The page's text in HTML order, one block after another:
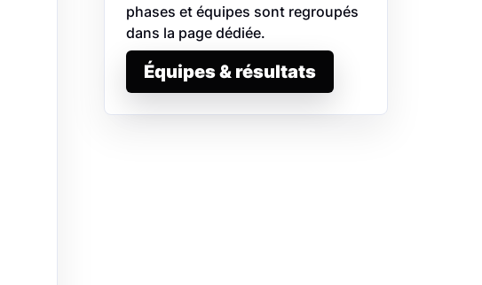
phases et équipes sont regroupés
dans la page dédiée.
Équipes & résultats